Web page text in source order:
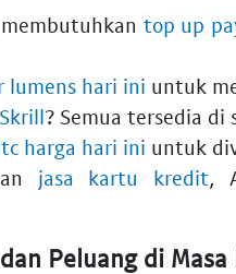
top up
lumens hari ini untuk
? Semua tersedia
harga hari ini untuk
jasa kartu kredit,
Peluang di Masa